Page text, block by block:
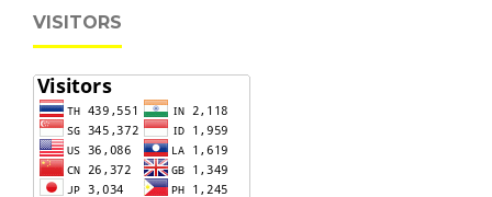
VISITORS